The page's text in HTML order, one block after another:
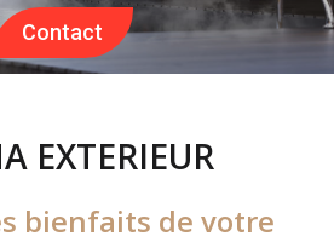
Contact
EXTERIEUR
bienfaits de votre